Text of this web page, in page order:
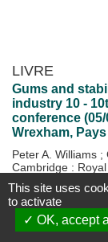
LIVRE
Gums and
industry 10 -
conference (05/
Wrexham,
Peter A. Williams ;
Cambridge :
Plus
This site uses
to activate
OK, accept all